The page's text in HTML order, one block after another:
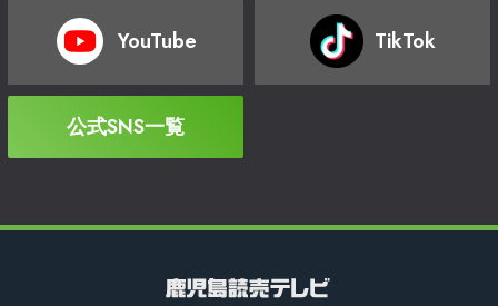
YouTube TikTok
公式SNS一覧